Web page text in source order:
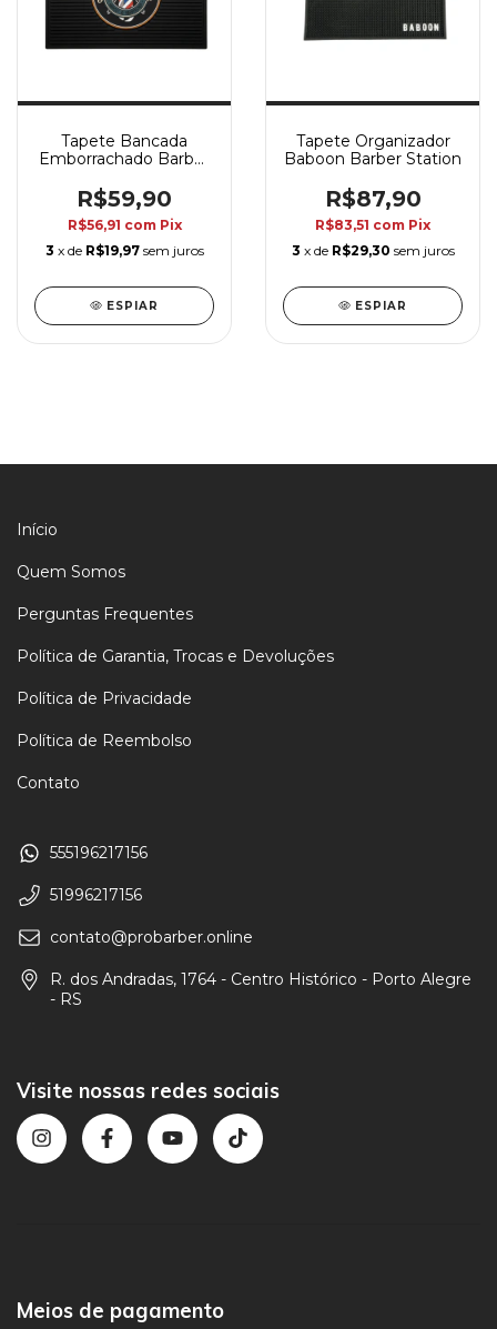
Tapete Bancada
Emborrachado Barber
R$59,90
R$56,91 com Pix
3 x de R$19,97 sem juros
ESPIAR
Tapete Organizador
Baboon Barber Station
R$87,90
R$83,51 com Pix
3 x de R$29,30 sem juros
ESPIAR
Início
Quem Somos
Perguntas Frequentes
Política de Garantia, Trocas e Devoluções
Política de Privacidade
Política de Reembolso
Contato
555196217156
51996217156
contato@probarber.online
R. dos Andradas, 1764 - Centro Histórico - Porto Alegre
- RS
Visite nossas redes sociais
Meios de pagamento